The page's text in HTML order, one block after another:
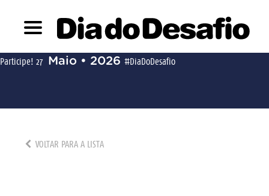
Participe! 27 Maio • 2026 #DiaDoDesafio
VOLTAR PARA A LISTA